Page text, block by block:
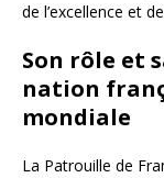
de l’excellence et
Son rôle et
nation
mondiale
La Patrouille de